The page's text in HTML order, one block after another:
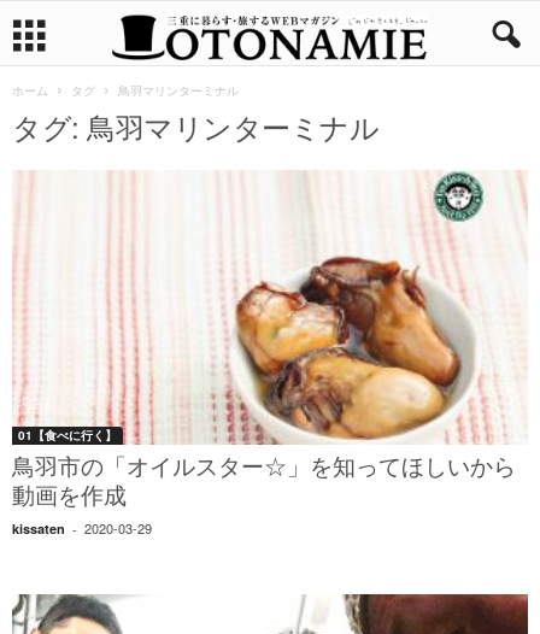
ホーム タグ 鳥羽マリンターミナル
タグ: 鳥羽マリンターミナル
01【食べに行く】
鳥羽市の「オイルスター☆」を知ってほしいから
動画を作成
kissaten - 2020-03-29